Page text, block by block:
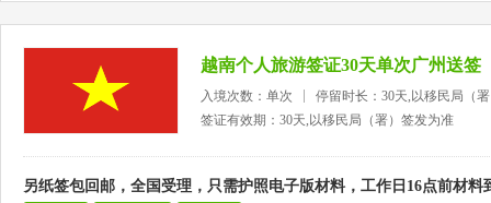
越南个人旅游签证30天单次广州送签
入境次数：单次
停留时长：30天,以移民局（
签证有效期：30天,以移民局（署）签发为准
另纸签包回邮，全国受理，只需护照电子版材料，工作日16点前材料